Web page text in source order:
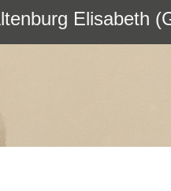
Elisabeth